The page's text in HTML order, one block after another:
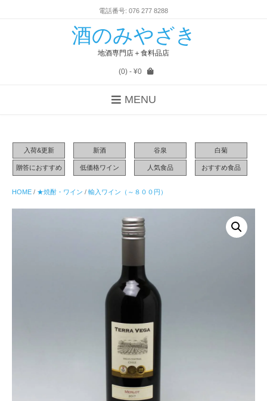
電話番号: 076 277 8288
酒のみやざき
地酒専門店＋食料品店
(0)- ¥0
MENU
入荷&更新 新酒 谷泉 白菊
贈答におすすめ 低価格ワイン 人気食品 おすすめ食品
HOME / ★焼酎・ワイン / 輸入ワイン（～８００円）